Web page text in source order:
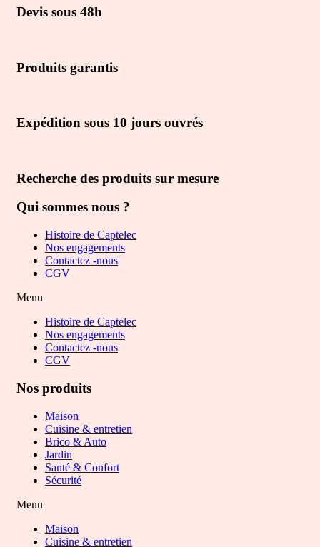
Devis sous 48h
Produits garantis
Expédition sous 10 jours ouvrés
Recherche des produits sur mesure
Qui sommes nous ?
Histoire de Captelec
Nos engagements
Contactez -nous
CGV
Menu
Histoire de Captelec
Nos engagements
Contactez -nous
CGV
Nos produits
Maison
Cuisine & entretien
Brico & Auto
Jardin
Santé & Confort
Sécurité
Menu
Maison
Cuisine & entretien